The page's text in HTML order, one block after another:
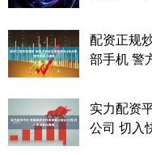
配资正规
部手机 警
实力配资
公司 切入